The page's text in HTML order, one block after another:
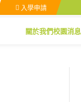
入學申請
關於我們校園消息